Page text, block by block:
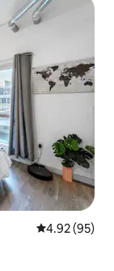
Calificación
4.92 (95)